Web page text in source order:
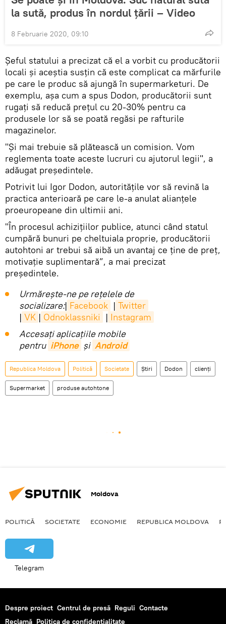
la sută, produs în nordul țării – Video
8 Februarie 2020, 09:10
Șeful statului a precizat că el a vorbit cu producătorii
locali și aceștia susțin că este complicat ca mărfurile
pe care le produc să ajungă în supermarketuri. De
exemplu, așa cum a spus Dodon, producătorii sunt
rugați să reducă prețul cu 20-30% pentru ca
produsele lor să se poată regăsi pe rafturile
magazinelor.
"Și mai trebuie să plătească un comision. Vom
reglementa toate aceste lucruri cu ajutorul legii", a
adăugat președintele.
Potrivit lui Igor Dodon, autoritățile vor să revină la
practica anterioară pe care le-a anulat alianțele
proeuropeane din ultimii ani.
"În procesul achizițiilor publice, atunci când statul
cumpără bunuri pe cheltuiala proprie, producătorii
autohtoni ar trebui să aibă un avantaj ce ține de preț,
motivație suplimentară”, a mai precizat
președintele.
Urmărește-ne pe rețelele de
socializare:| Facebook | Twitter
| VK | Odnoklassniki | Instagram
Accesaţi aplicaţiile mobile
pentru iPhone și Android
Republica Moldova Politică Societate Știri Dodon clienţi
Supermarket produse autohtone
Moldova
POLITICĂ SOCIETATE ECONOMIE REPUBLICA MOLDOVA
Telegram
Despre proiect Centrul de presă Reguli Contacte
Reclamă Politica de confidențialitate